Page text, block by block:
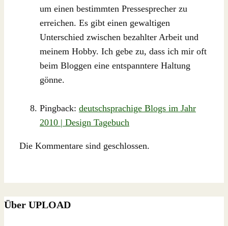
um einen bestimmten Pressesprecher zu
erreichen. Es gibt einen gewaltigen
Unterschied zwischen bezahlter Arbeit und
meinem Hobby. Ich gebe zu, dass ich mir oft
beim Bloggen eine entspanntere Haltung
gönne.
Pingback: deutschsprachige Blogs im Jahr
2010 | Design Tagebuch
Die Kommentare sind geschlossen.
Über UPLOAD